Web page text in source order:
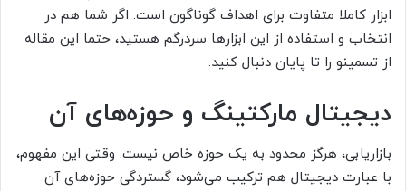
ابزار کاملا متفاوت برای اهداف گوناگون است. اگر شما هم در
انتخاب و استفاده از این ابزارها سردرگم هستید، حتما این مقاله
از تسمینو را تا پایان دنبال کنید.
دیجیتال مارکتینگ و حوزه‌های آن
بازاریابی، هرگز محدود به یک حوزه خاص نیست. وقتی این مفهوم،
با عبارت دیجیتال هم ترکیب می‌شود، گستردگی حوزه‌های آن